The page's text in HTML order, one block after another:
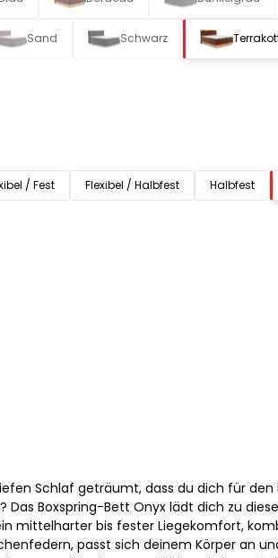
Sand Schwarz
/ Fest Flexibel / Halbfest Halbfest
Schlaf geträumt, dass du dich für
Das Boxspring-Bett Onyx lädt dich zu
mittelharter bis fester Liegekomfort,
passt sich deinem Körper an